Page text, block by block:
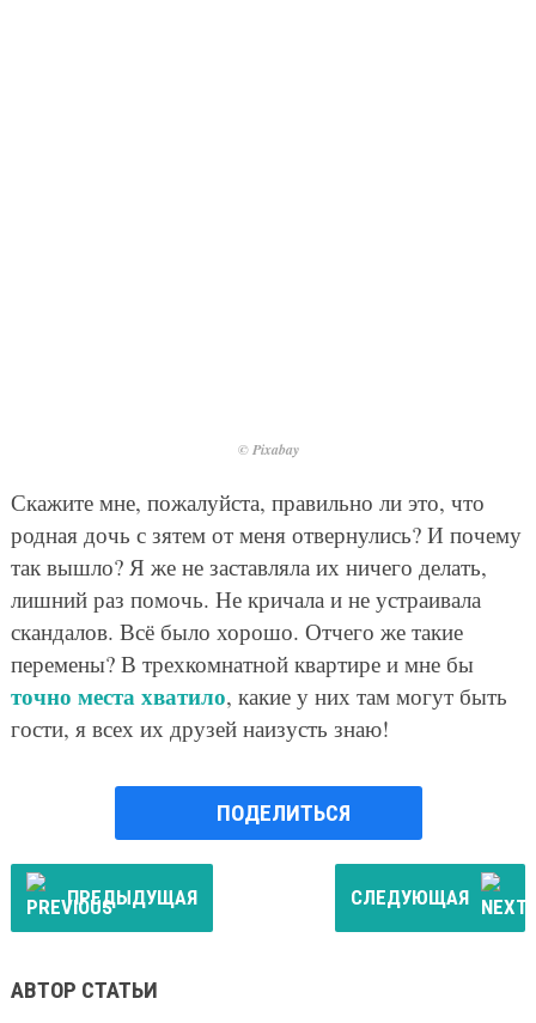
© Pixabay
Скажите мне, пожалуйста, правильно ли это, что
родная дочь с зятем от меня отвернулись? И почему
так вышло? Я же не заставляла их ничего делать,
лишний раз помочь. Не кричала и не устраивала
скандалов. Всё было хорошо. Отчего же такие
перемены? В трехкомнатной квартире и мне бы
точно места хватило, какие у них там могут быть
гости, я всех их друзей наизусть знаю!
ПОДЕЛИТЬСЯ
ПРЕДЫДУЩАЯ СЛЕДУЮЩАЯ
АВТОР СТАТЬИ